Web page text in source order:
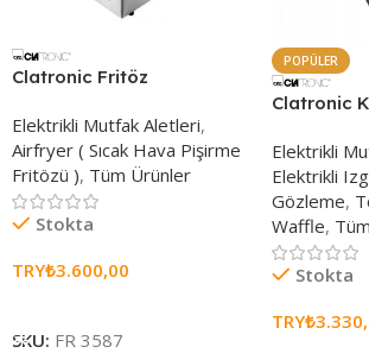
Clatronic Fritöz
Elektrikli Mutfak Aletleri,
Airfryer ( Sıcak Hava Pişirme
Fritözü ), Tüm Ürünler
Stokta
TRY₺3.600,00
SKU: FR 3587
POPÜLER
Clatronic
Elektrikli
Elektrikli
Gözleme,
Waffle,
Stokta
TRY₺